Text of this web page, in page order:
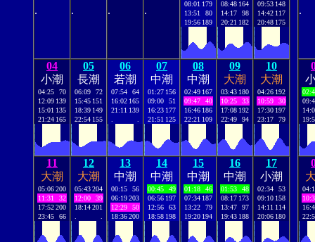
. . . .
08:01 179
13:51
80
19:56 189
08:48 164
14:17
98
20:21 182
09:53 148
14:42 117
20:48 175
04
小潮
04:25
70
12:09 139
15:01 135
21:24 165
05
長潮
06:09
72
15:45 151
18:39 149
22:54 155
06
若潮
07:54
64
16:02 165
21:11 139
07
中潮
01:27 156
09:00
51
16:23 177
21:51 125
08
中潮
02:49 167
09:47
40
16:46 186
22:21 109
09
大潮
03:43 180
10:25
33
17:08 192
22:49
94
10
大潮
04:26 192
10:59
30
17:30 197
23:17
79
11
大潮
05:06200
11:31
32
17:52200
23:45
66
12
大潮
05:43204
12:00
39
18:14201
13
中潮
00:15
56
06:19203
12:29
50
18:36200
14
中潮
00:45
49
06:56 197
12:56
63
18:58 198
15
中潮
01:18
46
07:34 187
13:22
79
19:20 194
16
中潮
01:53
48
08:17 173
13:47
97
19:43 188
17
小潮
02:34
53
09:10 158
14:11 114
20:06 180
.